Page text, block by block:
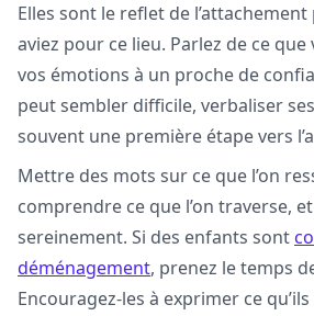
Elles sont le reflet de
aviez pour ce lieu. Parlez de ce que
vos émotions à un proche de
peut sembler difficile, verbaliser
souvent une première étape vers
Mettre des mots sur ce que l’on
comprendre ce que l’on traverse,
sereinement. Si des enfants sont
déménagement, prenez le temps
Encouragez-les à exprimer ce